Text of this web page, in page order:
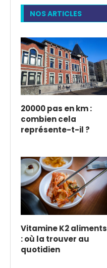
NOS ARTICLES
20000 pas en km :
combien cela
représente-t-il ?
Vitamine K2 aliments
: où la trouver au
quotidien